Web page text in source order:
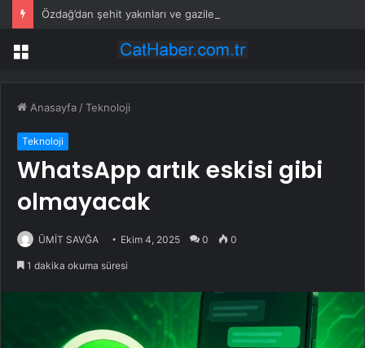
Menü
Anasayfa /Teknoloji
Teknoloji
WhatsApp artık eskisi gibi
olmayacak
ÜMİT SAVĞA Ekim 4, 2025 0 0
1 dakika okuma süresi